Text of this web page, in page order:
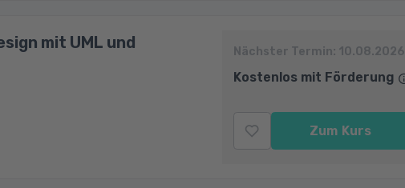
mit UML und
Nächster Termin: 10.08.2026
Kostenlos mit Förderung
Zum Kurs